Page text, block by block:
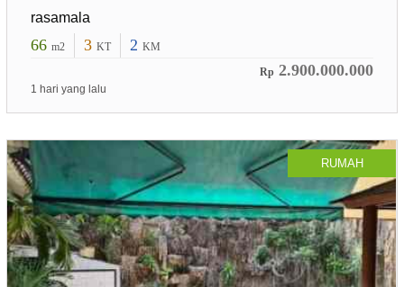
rasamala
66 m2 3 KT 2 KM
Rp 2.900.000.000
1 hari yang lalu
RUMAH